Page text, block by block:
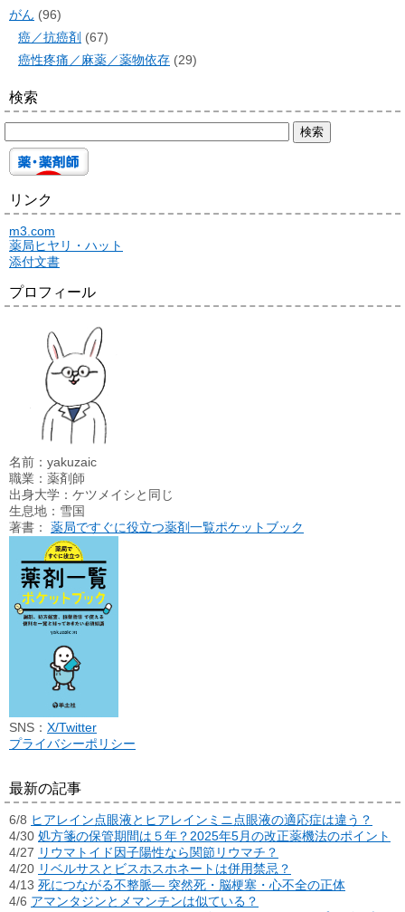
がん (96)
癌／抗癌剤 (67)
癌性疼痛／麻薬／薬物依存 (29)
検索
リンク
m3.com
薬局ヒヤリ・ハット
添付文書
プロフィール
名前：yakuzaic
職業：薬剤師
出身大学：ケツメイシと同じ
生息地：雪国
著書： 薬局ですぐに役立つ薬剤一覧ポケットブック
SNS： X/Twitter
プライバシーポリシー
最新の記事
6/8 ヒアレイン点眼液とヒアレインミニ点眼液の適応症は違う？
4/30 処方箋の保管期間は５年？2025年5月の改正薬機法のポイント
4/27 リウマトイド因子陽性なら関節リウマチ？
4/20 リベルサスとビスホスホネートは併用禁忌？
4/13 死につながる不整脈― 突然死・脳梗塞・心不全の正体
4/6 アマンタジンとメマンチンは似ている？